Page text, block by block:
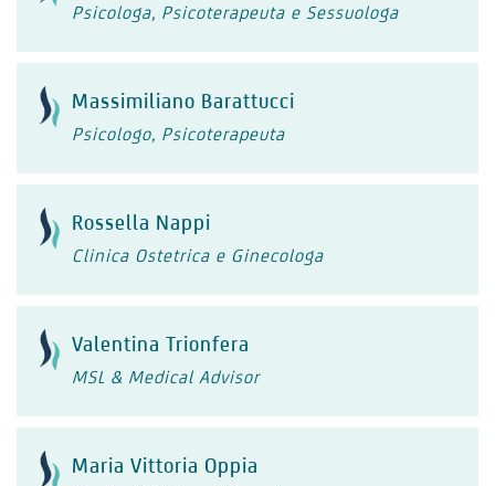
Psicologa, Psicoterapeuta e Sessuologa
Massimiliano Barattucci
Psicologo, Psicoterapeuta
Rossella Nappi
Clinica Ostetrica e Ginecologa
Valentina Trionfera
MSL & Medical Advisor
Maria Vittoria Oppia